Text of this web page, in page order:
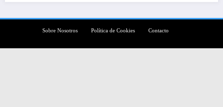
Sobre Nosotros Política de Cookies Contacto